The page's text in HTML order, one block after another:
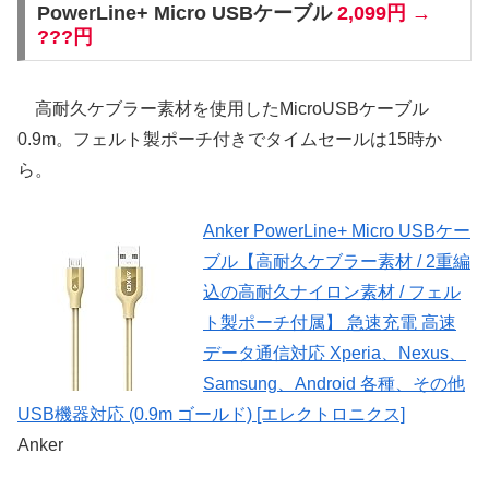
PowerLine+ Micro USBケーブル 2,099円 →
???円
高耐久ケブラー素材を使用したMicroUSBケーブル
0.9m。フェルト製ポーチ付きでタイムセールは15時か
ら。
Anker PowerLine+ Micro USBケー
ブル【高耐久ケブラー素材 / 2重編
込の高耐久ナイロン素材 / フェル
ト製ポーチ付属】 急速充電 高速
データ通信対応 Xperia、Nexus、
Samsung、Android 各種、その他
USB機器対応 (0.9m ゴールド) [エレクトロニクス]
Anker